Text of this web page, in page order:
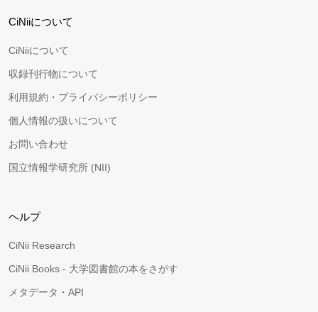
CiNiiについて
CiNiiについて
収録刊行物について
利用規約・プライバシーポリシー
個人情報の扱いについて
お問い合わせ
国立情報学研究所 (NII)
ヘルプ
CiNii Research
CiNii Books - 大学図書館の本をさがす
メタデータ・API